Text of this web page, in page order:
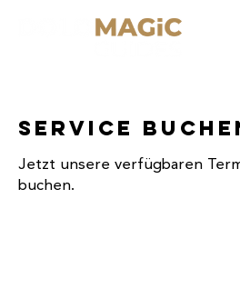
Service
Jetzt unsere verfügbaren
buchen.